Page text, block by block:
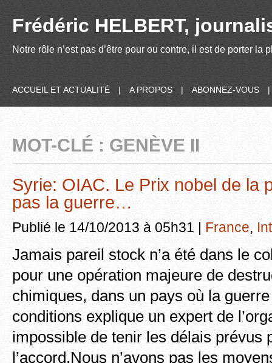
Frédéric HELBERT,
Notre rôle n’est pas d’être pour ou contre, il est de porter
ACCUEIL ET ACTUALITÉ | A PROPOS | ABONNEZ-VOUS |
MOT-CLÉ : GENÈVE II
Syrie: OIAC. Le Prix nobel de la
pas la guerre…
Publié le 14/10/2013 à 05h31 | France,
Jamais pareil stock n’a été dans le
pour une opération majeure de
chimiques, dans un pays où la
conditions explique un expert de
impossible de tenir les délais prévus
l’accord.Nous n’avons pas les